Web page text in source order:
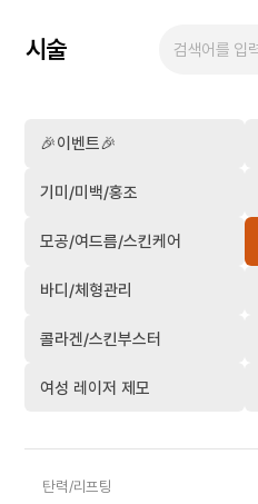
시술
🎉이벤트🎉
기미/미백/홍조
모공/여드름/스킨케어
바디/체형관리
콜라겐/스킨부스터
여성 레이저 제모
탄력/리프팅